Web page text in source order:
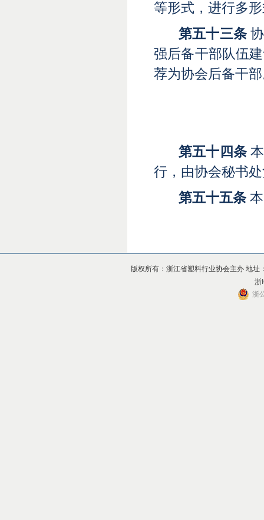
等形式，进行多
第五十三条
强后备干部队伍
荐为协会后备干
第五十四条
行 ，由协会秘书
第五十五条
版权所有：浙江省塑料行业协会主办 地
浙
浙